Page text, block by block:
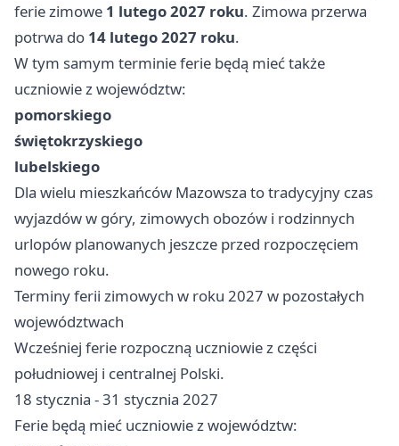
ferie zimowe 1 lutego 2027 roku. Zimowa przerwa
potrwa do 14 lutego 2027 roku.
W tym samym terminie ferie będą mieć także
uczniowie z województw:
pomorskiego
świętokrzyskiego
lubelskiego
Dla wielu mieszkańców Mazowsza to tradycyjny czas
wyjazdów w góry, zimowych obozów i rodzinnych
urlopów planowanych jeszcze przed rozpoczęciem
nowego roku.
Terminy ferii zimowych w roku 2027 w pozostałych
województwach
Wcześniej ferie rozpoczną uczniowie z części
południowej i centralnej Polski.
18 stycznia - 31 stycznia 2027
Ferie będą mieć uczniowie z województw: